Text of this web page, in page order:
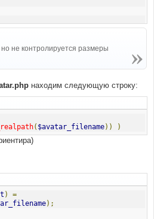
добавим эту строчку
не контролируется размеры
находим следующую строку:
( $avatar_filename)) )
)
=
);